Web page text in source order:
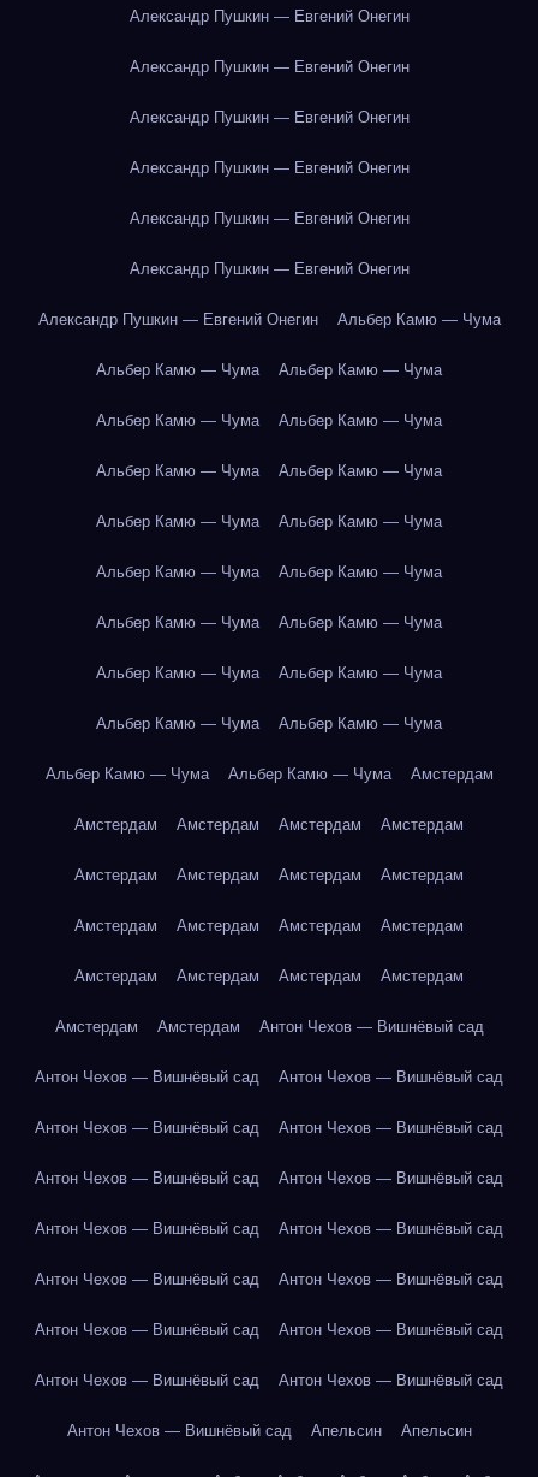
Александр Пушкин — Евгений Онегин
Александр Пушкин — Евгений Онегин
Александр Пушкин — Евгений Онегин
Александр Пушкин — Евгений Онегин
Александр Пушкин — Евгений Онегин
Александр Пушкин — Евгений Онегин
Александр Пушкин — Евгений Онегин Альбер Камю — Чума
Альбер Камю — Чума Альбер Камю — Чума
Альбер Камю — Чума Альбер Камю — Чума
Альбер Камю — Чума Альбер Камю — Чума
Альбер Камю — Чума Альбер Камю — Чума
Альбер Камю — Чума Альбер Камю — Чума
Альбер Камю — Чума Альбер Камю — Чума
Альбер Камю — Чума Альбер Камю — Чума
Альбер Камю — Чума Альбер Камю — Чума
Альбер Камю — Чума Альбер Камю — Чума Амстердам
Амстердам Амстердам Амстердам Амстердам
Амстердам Амстердам Амстердам Амстердам
Амстердам Амстердам Амстердам Амстердам
Амстердам Амстердам Амстердам Амстердам
Амстердам Амстердам Антон Чехов — Вишнёвый сад
Антон Чехов — Вишнёвый сад Антон Чехов — Вишнёвый сад
Антон Чехов — Вишнёвый сад Антон Чехов — Вишнёвый сад
Антон Чехов — Вишнёвый сад Антон Чехов — Вишнёвый сад
Антон Чехов — Вишнёвый сад Антон Чехов — Вишнёвый сад
Антон Чехов — Вишнёвый сад Антон Чехов — Вишнёвый сад
Антон Чехов — Вишнёвый сад Антон Чехов — Вишнёвый сад
Антон Чехов — Вишнёвый сад Антон Чехов — Вишнёвый сад
Антон Чехов — Вишнёвый сад Апельсин Апельсин